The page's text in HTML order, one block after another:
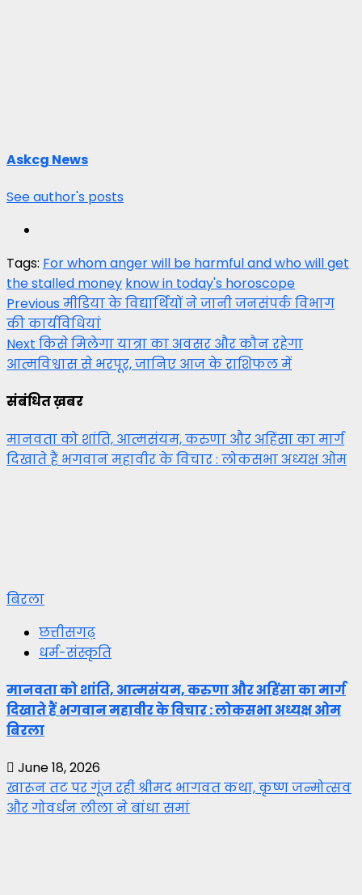
Askcg News
See author's posts
Tags: For whom anger will be harmful and who will get
the stalled money know in today's horoscope
Post
navigation
Previousमीडिया के विद्यार्थियों ने जानी जनसंपर्क विभाग
की कार्यविधियां
Next किसे मिलेगा यात्रा का अवसर और कौन रहेगा
आत्मविश्वास से भरपूर, जानिए आज के राशिफल में
संबंधित ख़बर
मानवता को शांति, आत्मसंयम, करुणा और अहिंसा का मार्ग
दिखाते हैं भगवान महावीर के विचार : लोकसभा अध्यक्ष ओम
बिरला
छत्तीसगढ़
धर्म-संस्कृति
मानवता को शांति, आत्मसंयम, करुणा और अहिंसा का मार्ग
दिखाते हैं भगवान महावीर के विचार : लोकसभा अध्यक्ष ओम
बिरला
June 18, 2026
खारून तट पर गूंज रही श्रीमद भागवत कथा, कृष्ण जन्मोत्सव
और गोवर्धन लीला ने बांधा समां